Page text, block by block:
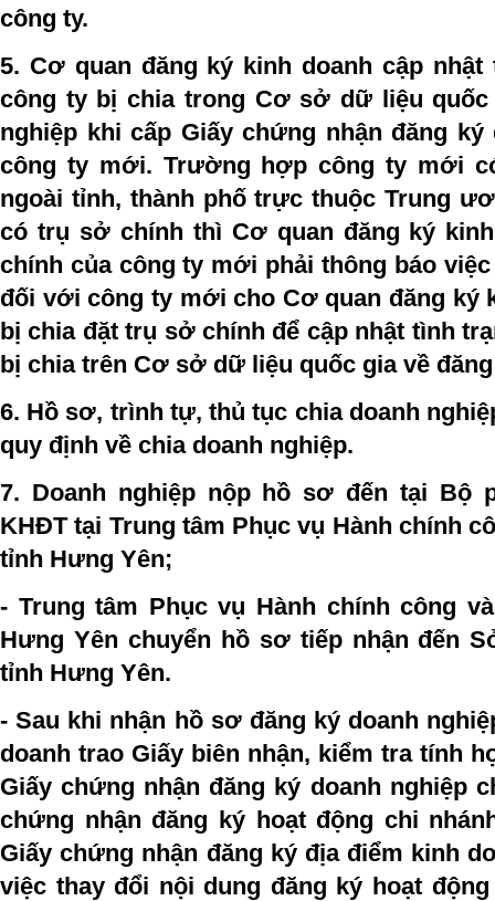
công ty.
5. Cơ quan đăng ký kinh doanh cập
công ty bị chia trong Cơ sở dữ liệu quốc
nghiệp khi cấp Giấy chứng nhận đăng ký
công ty mới. Trường hợp công ty mới
ngoài tỉnh, thành phố trực thuộc Trung
có trụ sở chính thì Cơ quan đăng ký
chính của công ty mới phải thông báo
đối với công ty mới cho Cơ quan đăng ký
bị chia đặt trụ sở chính để cập nhật tình
bị chia trên Cơ sở dữ liệu quốc gia về
6. Hồ sơ, trình tự, thủ tục chia doanh
quy định về chia doanh nghiệp.
7. Doanh nghiệp nộp hồ sơ đến tại Bộ
KHĐT tại Trung tâm Phục vụ Hành chính
tỉnh Hưng Yên;
- Trung tâm Phục vụ Hành chính công
Hưng Yên chuyển hồ sơ tiếp nhận đến
tỉnh Hưng Yên.
- Sau khi nhận hồ sơ đăng ký doanh
doanh trao Giấy biên nhận, kiểm tra tính
Giấy chứng nhận đăng ký doanh nghiệp
chứng nhận đăng ký hoạt động chi
Giấy chứng nhận đăng ký địa điểm kinh
việc thay đổi nội dung đăng ký hoạt